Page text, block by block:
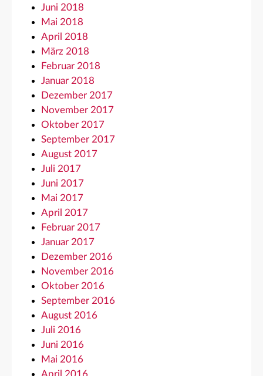
Juni 2018
Mai 2018
April 2018
März 2018
Februar 2018
Januar 2018
Dezember 2017
November 2017
Oktober 2017
September 2017
August 2017
Juli 2017
Juni 2017
Mai 2017
April 2017
Februar 2017
Januar 2017
Dezember 2016
November 2016
Oktober 2016
September 2016
August 2016
Juli 2016
Juni 2016
Mai 2016
April 2016